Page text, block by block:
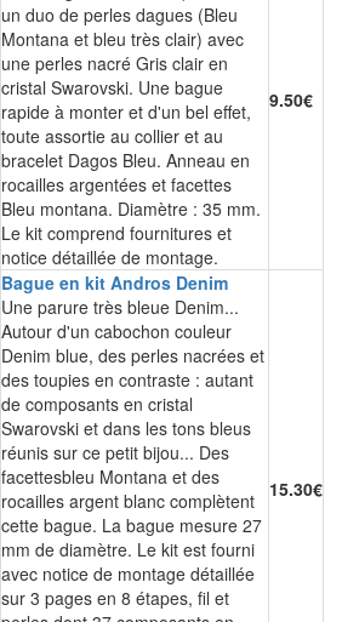
un duo de perles dagues (Bleu
Montana et bleu très clair) avec
une perles nacré Gris clair en
cristal Swarovski. Une bague
rapide à monter et d'un bel effet,
toute assortie au collier et au
bracelet Dagos Bleu. Anneau en
rocailles argentées et facettes
Bleu montana. Diamètre : 35 mm.
Le kit comprend fournitures et
notice détaillée de montage.
9.50€
Bague en kit Andros Denim
Une parure très bleue Denim...
Autour d'un cabochon couleur
Denim blue, des perles nacrées et
des toupies en contraste : autant
de composants en cristal
Swarovski et dans les tons bleus
réunis sur ce petit bijou... Des
facettesbleu Montana et des
rocailles argent blanc complètent
cette bague. La bague mesure 27
mm de diamètre. Le kit est fourni
avec notice de montage détaillée
sur 3 pages en 8 étapes, fil et
15.30€